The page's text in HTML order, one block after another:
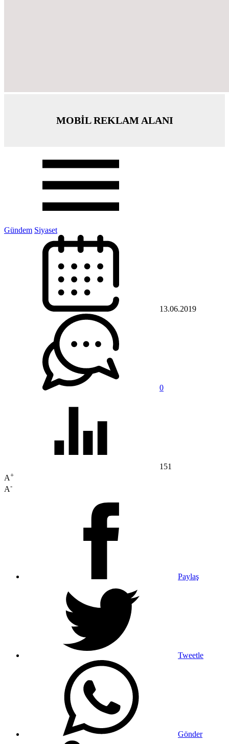
MOBİL REKLAM ALANI
Gündem Siyaset
13.06.2019
0
151
A+
A-
Paylaş
Tweetle
Gönder